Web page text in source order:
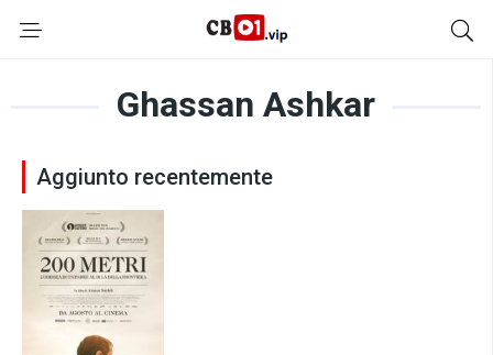
Ghassan Ashkar
Aggiunto recentemente